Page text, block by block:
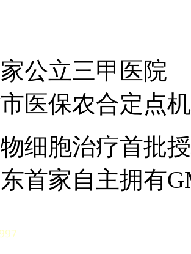
公立三甲医院
医保农合定点
细胞治疗首批
首家自主拥有